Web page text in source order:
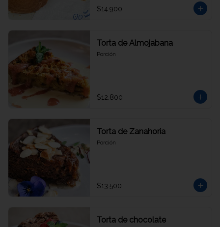
$14.900
Torta de Almojabana
Porción
$12.800
Torta de Zanahoria
Porción
$13.500
Torta de chocolate